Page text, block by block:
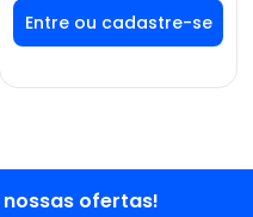
Faça seu login ou
cadastre-se para
ver preços e
ofertas!